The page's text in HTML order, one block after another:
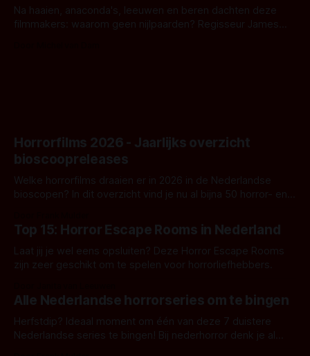
Na haaien, anaconda's, leeuwen en beren dachten deze
filmmakers: waarom geen nijlpaarden? Regisseur James
Horrorfilms 2026 - Jaarlijks overzicht
bioscoopreleases
Welke horrorfilms draaien er in 2026 in de Nederlandse
bioscopen? In dit overzicht vind je nu al bijna 50 horror- en
Top 15: Horror Escape Rooms in Nederland
Laat jij je wel eens opsluiten? Deze Horror Escape Rooms
zijn zeer geschikt om te spelen voor horrorliefhebbers.
Alle Nederlandse horrorseries om te bingen
Herfstdip? Ideaal moment om één van deze 7 duistere
Nederlandse series te bingen! Bij nederhorror denk je al